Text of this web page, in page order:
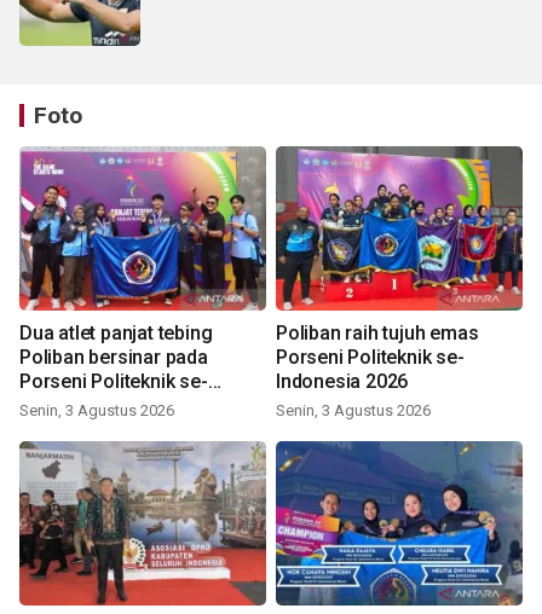
Foto
Dua atlet panjat tebing
Poliban bersinar pada
Porseni Politeknik se-
Indonesia 2026
Senin, 3 Agustus 2026
Poliban raih tujuh emas
Porseni Politeknik se-
Indonesia 2026
Senin, 3 Agustus 2026